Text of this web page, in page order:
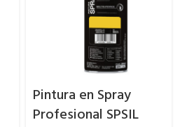
Pintura en Spray
Profesional SPSIL